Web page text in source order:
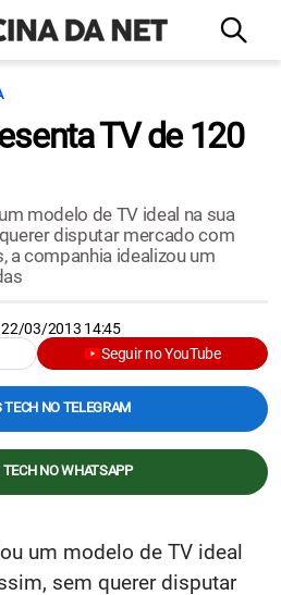
TV de 120
modelo de TV ideal na sua
disputar mercado com
a companhia idealizou um
22/03/2013 14:45
Seguir no YouTube
NO TELEGRAM
NO WHATSAPP
um modelo de TV ideal
sem querer disputar